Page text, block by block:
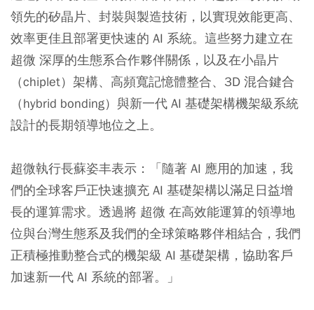
領先的矽晶片、封裝與製造技術，以實現效能更高、
效率更佳且部署更快速的 AI 系統。這些努力建立在
超微 深厚的生態系合作夥伴關係，以及在小晶片
（chiplet）架構、高頻寬記憶體整合、3D 混合鍵合
（hybrid bonding）與新一代 AI 基礎架構機架級系統
設計的長期領導地位之上。
超微執行長蘇姿丰表示：「隨著 AI 應用的加速，我
們的全球客戶正快速擴充 AI 基礎架構以滿足日益增
長的運算需求。透過將 超微 在高效能運算的領導地
位與台灣生態系及我們的全球策略夥伴相結合，我們
正積極推動整合式的機架級 AI 基礎架構，協助客戶
加速新一代 AI 系統的部署。」